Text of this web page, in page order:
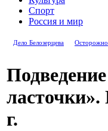
Спорт
Россия и мир
Дело Белозерцева
ласточки».
г.